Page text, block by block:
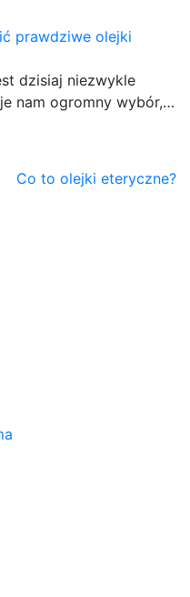
prawdziwe olejki
dzisiaj niezwykle
nam ogromny wybór,…
Co to olejki eteryczne?